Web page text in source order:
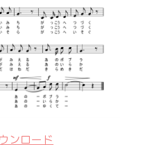
ンロード